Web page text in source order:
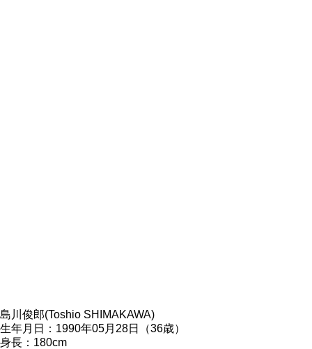
島川俊郎(Toshio SHIMAKAWA)
生年月日：1990年05月28日（36歳）
身長：180cm